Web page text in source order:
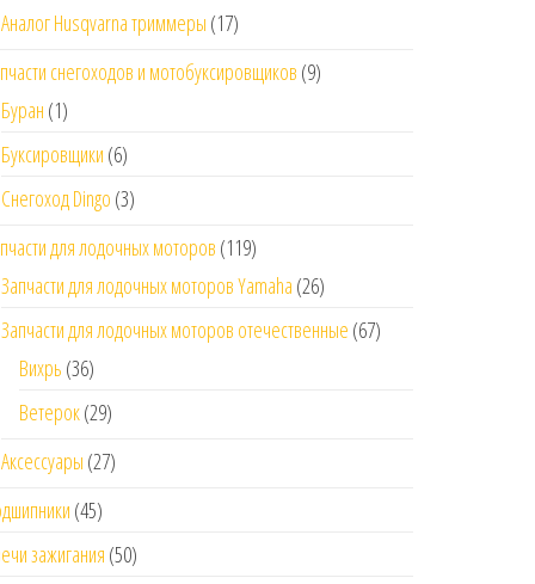
Аналог Husqvarna триммеры (17)
снегоходов и мотобуксировщиков (9)
Буран (1)
Буксировщики (6)
Снегоход Dingo (3)
для лодочных моторов (119)
Запчасти для лодочных моторов Yamaha (26)
Запчасти для лодочных моторов отечественные (67)
Вихрь (36)
Ветерок(29)
Аксессуары (27)
(45)
зажигания (50)